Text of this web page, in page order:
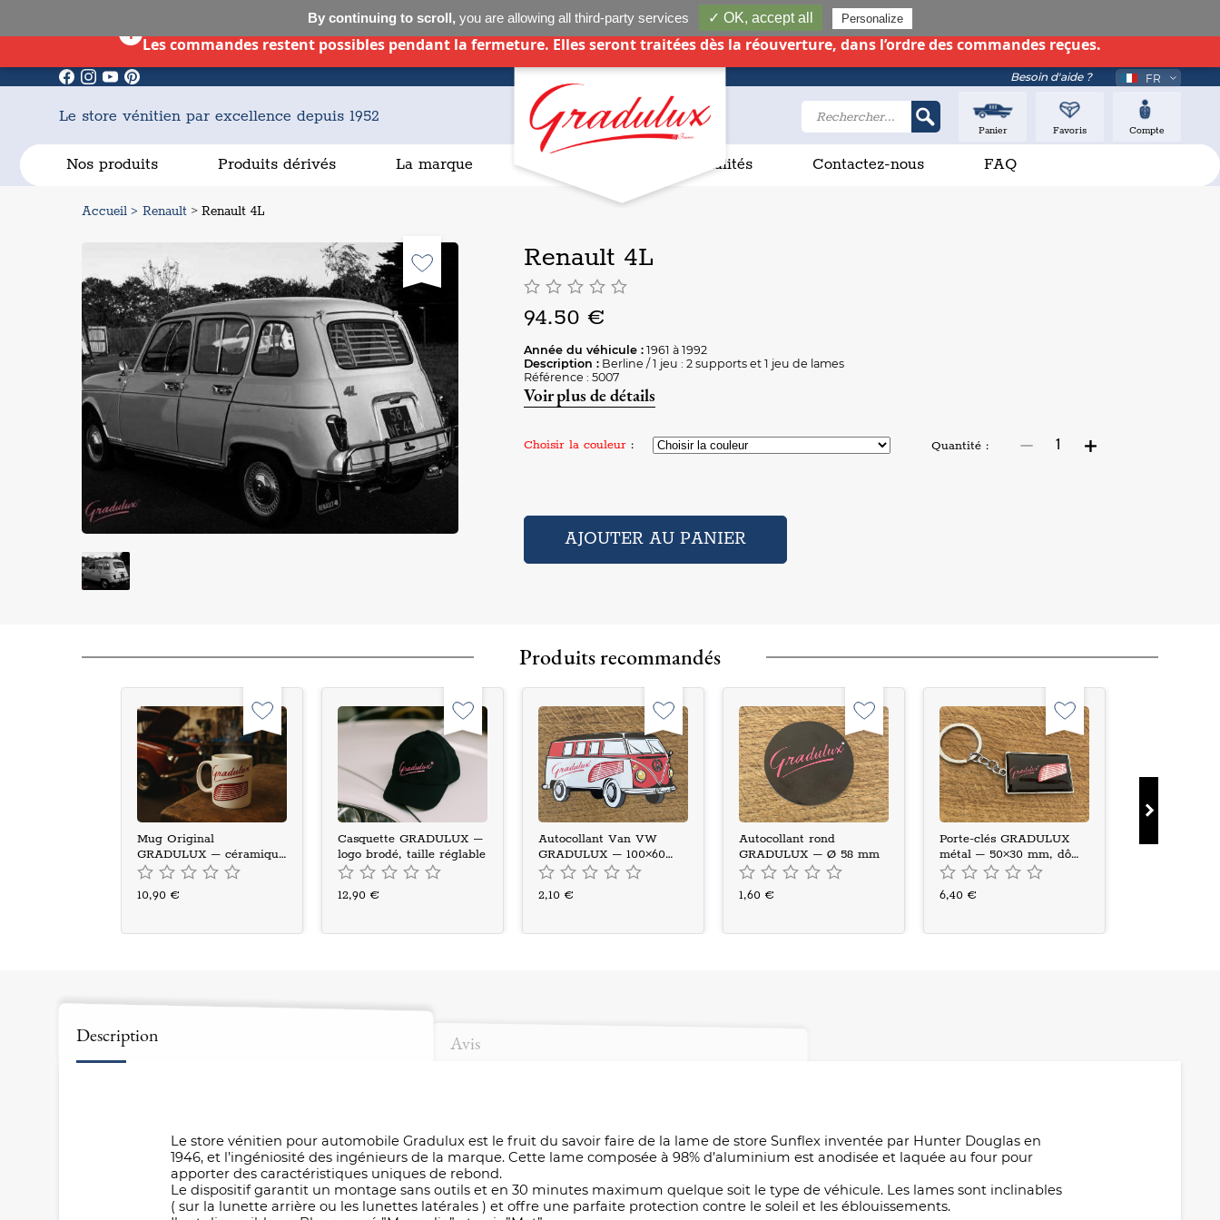
i
Boutique fermée du 06 aout 2025 au 07 septembre 2026
Les commandes restent possibles pendant la fermeture. Elles seront traitées dès la réouverture, dans l’ordre des commandes reçues.
Besoin d'aide ?
FR
EN
Le store vénitien par excellence depuis 1952
Panier Favoris Compte
Nos produits Produits dérivés La marque Actualités Contactez-nous FAQ
Accueil > Renault > Renault 4L
Renault 4L
94.50 €
Année du véhicule : 1961 à 1992
Description : Berline / 1 jeu : 2 supports et 1 jeu de lames
Référence : 5007
Voir plus de détails
Choisir la couleur : Quantité :
Produits recommandés
Mug Original
GRADULUX – céramique
350 ml
10,90 €
Casquette GRADULUX –
logo brodé, taille réglable
12,90 €
Autocollant Van VW
GRADULUX – 100×60
mm
2,10 €
Autocollant rond
GRADULUX – Ø 58 mm
1,60 €
Porte-clés GRADULUX
métal – 50×30 mm, dôme
époxy
6,40 €
Description Avis
Le store vénitien pour automobile Gradulux est le fruit du savoir faire de la lame de store Sunflex inventée par Hunter Douglas en
1946, et l’ingéniosité des ingénieurs de la marque. Cette lame composée à 98% d’aluminium est anodisée et laquée au four pour
apporter des caractéristiques uniques de rebond.
Le dispositif garantit un montage sans outils et en 30 minutes maximum quelque soit le type de véhicule. Les lames sont inclinables
( sur la lunette arrière ou les lunettes latérales ) et offre une parfaite protection contre le soleil et les éblouissements.
By continuing to scroll, you are allowing all third-party services ✓ OK, accept all Personalize